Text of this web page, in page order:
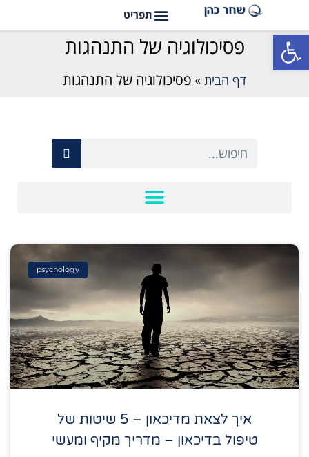
פתח סרגל נגישותפסיכולוגיה של התנהגות
דף הבית » פסיכולוגיה של התנהגות
psychology
איך לצאת מדיכאון – 5 שיטות של
טיפול בדיכאון – מדריך מקיף ומעשי